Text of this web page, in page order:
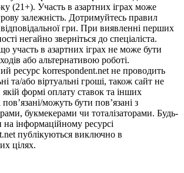
(21+). Участь в азартних іграх може
залежність. Дотримуйтесь правил
гри. При виявленні перших
негайно зверніться до спеціаліста.
участь в азартних іграх не може бути
або альтернативою роботі.
ресурс korrespondent.net не проводить
та/або віртуальні гроші, також сайт не
формі оплату ставок та інших
пов’язані/можуть бути пов’язані з
букмекерами чи тоталізаторами. Будь-
на інформаційному ресурсі
публікуються виключно в
цілях.